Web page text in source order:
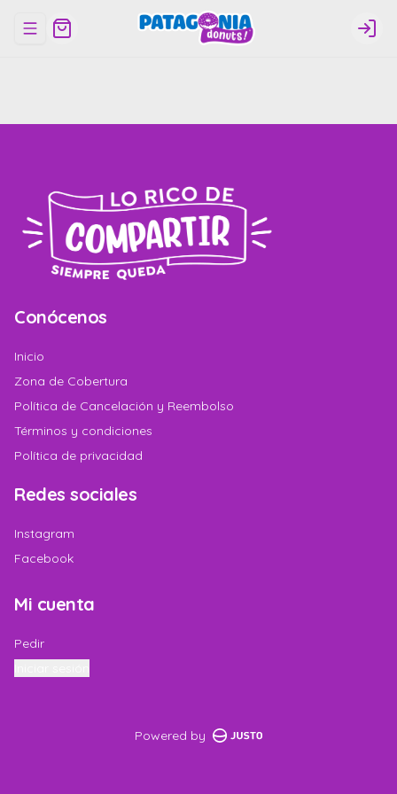
Abrir menu de navegación Login
Conócenos
Inicio
Zona de Cobertura
Política de Cancelación y Reembolso
Términos y condiciones
Política de privacidad
Redes sociales
Instagram
Facebook
Mi cuenta
Pedir
Powered by